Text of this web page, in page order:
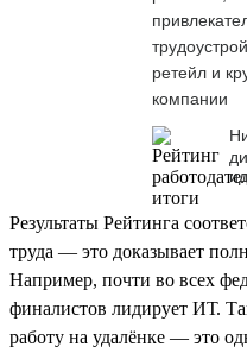
ретейл и
компании
Результаты Рейтинга
труда — это доказывает
Например, почти во всех
финалистов лидирует ИТ.
работу на удалёнке — это